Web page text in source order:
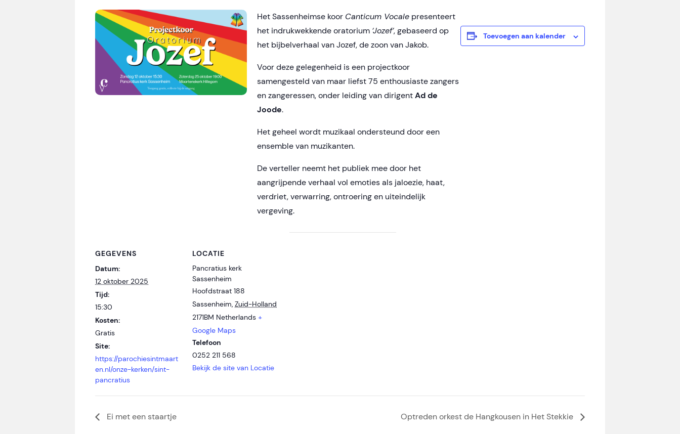
Het Sassenheimse koor Canticum Vocale presenteert
het indrukwekkende oratorium ‘Jozef’, gebaseerd op
het bijbelverhaal van Jozef, de zoon van Jakob.
Voor deze gelegenheid is een projectkoor
samengesteld van maar liefst 75 enthousiaste zangers
en zangeressen, onder leiding van dirigentAd de
Joode.
Het geheel wordt muzikaal ondersteund door een
ensemble van muzikanten.
De verteller neemt het publiek mee door het
aangrijpende verhaal vol emoties als jaloezie, haat,
verdriet, verwarring, ontroering en uiteindelijk
vergeving.
Toevoegen aan kalender
GEGEVENS
Datum:
12 oktober 2025
Tijd:
15:30
Kosten:
Gratis
Site:
https://parochiesintmaart
en.nl/onze-kerken/sint-
pancratius
LOCATIE
Pancratius kerk
Sassenheim
Hoofdstraat 188
Sassenheim, Zuid-Holland
2171BM Netherlands +
Google Maps
Telefoon
0252 211 568
Bekijk de site van Locatie
Ei met een staartje Optreden orkest de Hangkousen in Het Stekkie